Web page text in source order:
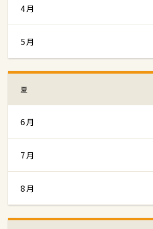
4月
5月
夏
6月
7月
8月